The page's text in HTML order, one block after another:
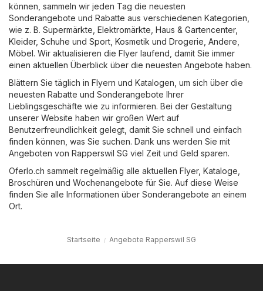
können, sammeln wir jeden Tag die neuesten
Sonderangebote und Rabatte aus verschiedenen Kategorien,
wie z. B. Supermärkte Elektromärkte Haus & Gartencenter,
Kleider, Schuhe und Sport Kosmetik und Drogerie Andere
Möbel. Wir aktualisieren die Flyer laufend, damit Sie immer
einen aktuellen Überblick über die neuesten Angebote haben.
Blättern Sie täglich in Flyern und Katalogen, um sich über die
neuesten Rabatte und Sonderangebote Ihrer
Lieblingsgeschäfte wie zu informieren. Bei der Gestaltung
unserer Website haben wir großen Wert auf
Benutzerfreundlichkeit gelegt, damit Sie schnell und einfach
finden können, was Sie suchen. Dank uns werden Sie mit
Angeboten von Rapperswil SG viel Zeit und Geld sparen.
Oferlo.ch sammelt regelmäßig alle aktuellen Flyer, Kataloge,
Broschüren und Wochenangebote für Sie. Auf diese Weise
finden Sie alle Informationen über Sonderangebote an einem
Ort.
Startseite Angebote Rapperswil SG